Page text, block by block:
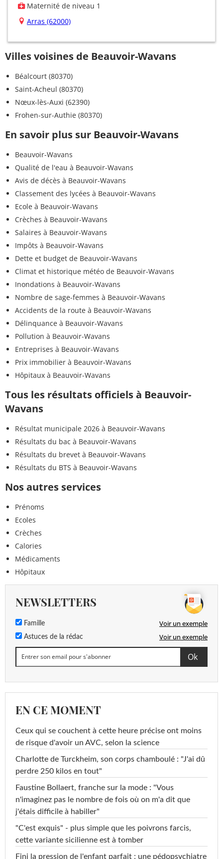
Maternité de niveau 1
Arras (62000)
Villes voisines de Beauvoir-Wavans
Béalcourt (80370)
Saint-Acheul (80370)
Nœux-lès-Auxi (62390)
Frohen-sur-Authie (80370)
En savoir plus sur Beauvoir-Wavans
Beauvoir-Wavans
Qualité de l'eau à Beauvoir-Wavans
Avis de décès à Beauvoir-Wavans
Classement des lycées à Beauvoir-Wavans
Ecole à Beauvoir-Wavans
Crèches à Beauvoir-Wavans
Salaires à Beauvoir-Wavans
Impôts à Beauvoir-Wavans
Dette et budget de Beauvoir-Wavans
Climat et historique météo de Beauvoir-Wavans
Inondations à Beauvoir-Wavans
Nombre de sage-femmes à Beauvoir-Wavans
Accidents de la route à Beauvoir-Wavans
Délinquance à Beauvoir-Wavans
Pollution à Beauvoir-Wavans
Entreprises à Beauvoir-Wavans
Prix immobilier à Beauvoir-Wavans
Hôpitaux à Beauvoir-Wavans
Tous les résultats officiels à Beauvoir-
Wavans
Résultat municipale 2026 à Beauvoir-Wavans
Résultats du bac à Beauvoir-Wavans
Résultats du brevet à Beauvoir-Wavans
Résultats du BTS à Beauvoir-Wavans
Nos autres services
Prénoms
Ecoles
Crèches
Calories
Médicaments
Hôpitaux
NEWSLETTERS
Famille Voir un exemple
Astuces de la rédac Voir un exemple
EN CE MOMENT
Ceux qui se couchent à cette heure précise ont moins
de risque d'avoir un AVC, selon la science
Charlotte de Turckheim, son corps chamboulé : "J'ai dû
perdre 250 kilos en tout"
Faustine Bollaert, franche sur la mode : "Vous
n'imaginez pas le nombre de fois où on m'a dit que
j'étais difficile à habiller"
"C'est exquis" - plus simple que les poivrons farcis,
cette variante sicilienne est à tomber
Fini la pression de l'enfant parfait : une pédopsychiatre